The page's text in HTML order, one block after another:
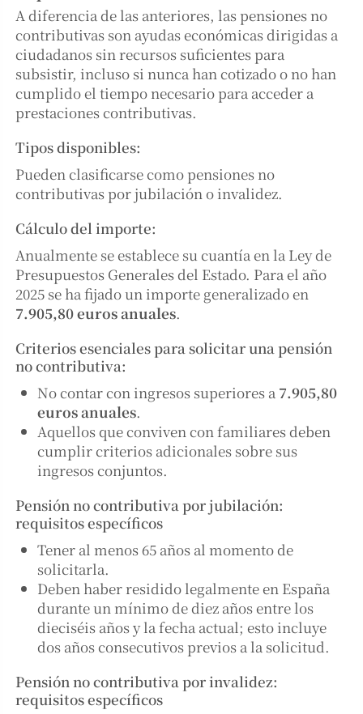
A diferencia de las anteriores, las pensiones no
contributivas son ayudas económicas dirigidas a
ciudadanos sin recursos suficientes para
subsistir, incluso si nunca han cotizado o no han
cumplido el tiempo necesario para acceder a
prestaciones contributivas.
Tipos disponibles:
Pueden clasificarse como pensiones no
contributivas por jubilación o invalidez.
Cálculo del importe:
Anualmente se establece su cuantía en la Ley de
Presupuestos Generales del Estado. Para el año
2025 se ha fijado un importe generalizado en
7.905,80 euros anuales.
Criterios esenciales para solicitar una pensión
no contributiva:
No contar con ingresos superiores a 7.905,80
euros anuales.
Aquellos que conviven con familiares deben
cumplir criterios adicionales sobre sus
ingresos conjuntos.
Pensión no contributiva por jubilación:
requisitos específicos
Tener al menos 65 años al momento de
solicitarla.
Deben haber residido legalmente en España
durante un mínimo de diez años entre los
dieciséis años y la fecha actual; esto incluye
dos años consecutivos previos a la solicitud.
Pensión no contributiva por invalidez:
requisitos específicos